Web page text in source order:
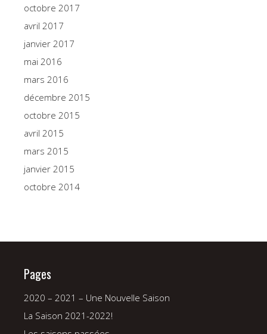
octobre 2017
avril 2017
janvier 2017
mai 2016
mars 2016
décembre 2015
octobre 2015
avril 2015
mars 2015
janvier 2015
octobre 2014
Pages
2020 – 2021 – Une Nouvelle Saison
La Saison 2021-2022!